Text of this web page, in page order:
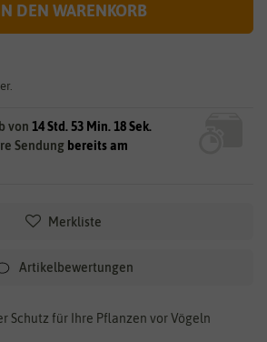
DEN WARENKORB
von 14 Std. 53 Min. 18 Sek.
Sendung bereits am
Merkliste
Artikelbewertungen
Schutz für Ihre Pflanzen vor Vögeln